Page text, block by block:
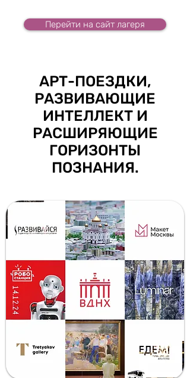
Перейти на сайт лагеря
АРТ-ПОЕЗДКИ,
РАЗВИВАЮЩИЕ
ИНТЕЛЛЕКТ И
РАСШИРЯЮЩИЕ
ГОРИЗОНТЫ
ПОЗНАНИЯ.